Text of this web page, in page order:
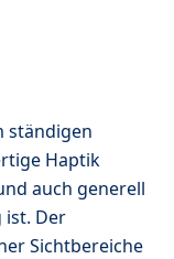
ständigen
Haptik
auch generell
ist. Der
Sichtbereiche